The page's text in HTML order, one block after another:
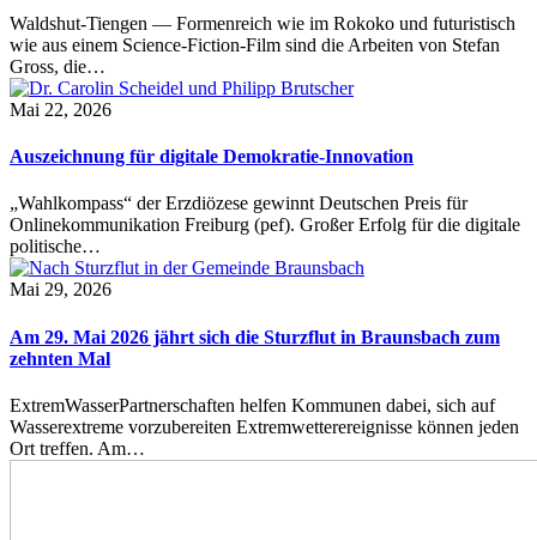
Waldshut-Tiengen — Formenreich wie im Rokoko und futuristisch
wie aus einem Science-Fiction-Film sind die Arbeiten von Stefan
Gross, die…
Mai 22, 2026
Auszeichnung für digitale Demokratie-Innovation
„Wahlkompass“ der Erzdiözese gewinnt Deutschen Preis für
Onlinekommunikation Freiburg (pef). Großer Erfolg für die digitale
politische…
Mai 29, 2026
Am 29. Mai 2026 jährt sich die Sturzflut in Braunsbach zum
zehnten Mal
ExtremWasserPartnerschaften helfen Kommunen dabei, sich auf
Wasserextreme vorzubereiten Extremwetterereignisse können jeden
Ort treffen. Am…